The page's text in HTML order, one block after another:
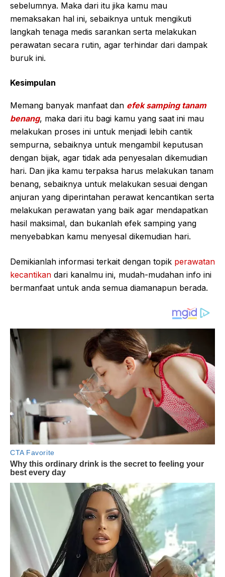
sebelumnya. Maka dari itu jika kamu mau
memaksakan hal ini, sebaiknya untuk mengikuti
langkah tenaga medis sarankan serta melakukan
perawatan secara rutin, agar terhindar dari dampak
buruk ini.
Kesimpulan
Memang banyak manfaat dan efek samping tanam
benang, maka dari itu bagi kamu yang saat ini mau
melakukan proses ini untuk menjadi lebih cantik
sempurna, sebaiknya untuk mengambil keputusan
dengan bijak, agar tidak ada penyesalan dikemudian
hari. Dan jika kamu terpaksa harus melakukan tanam
benang, sebaiknya untuk melakukan sesuai dengan
anjuran yang diperintahan perawat kencantikan serta
melakukan perawatan yang baik agar mendapatkan
hasil maksimal, dan bukanlah efek samping yang
menyebabkan kamu menyesal dikemudian hari.
Demikianlah informasi terkait dengan topik perawatan
kecantikan dari kanalmu ini, mudah-mudahan info ini
bermanfaat untuk anda semua diamanapun berada.